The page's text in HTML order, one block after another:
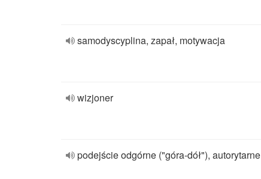
samodyscyplina, zapał, motywacja
wizjoner
podejście odgórne ("góra-dół"), autorytarne